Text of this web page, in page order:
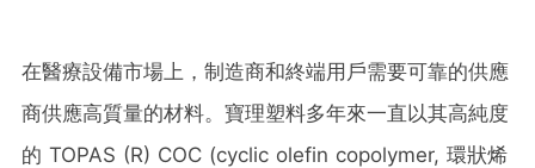
在醫療設備市場上，制造商和終端用戶需要可靠的供應
商供應高質量的材料。寶理塑料多年來一直以其高純度
的 TOPAS (R) COC (cyclic olefin copolymer, 環狀烯